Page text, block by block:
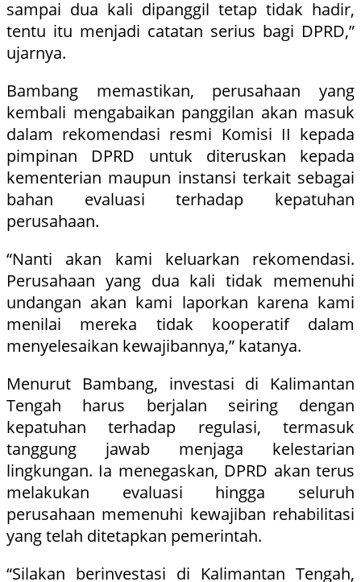
sampai dua kali dipanggil tetap tidak hadir,
tentu itu menjadi catatan serius bagi DPRD,”
ujarnya.
Bambang memastikan, perusahaan yang
kembali mengabaikan panggilan akan masuk
dalam rekomendasi resmi Komisi II kepada
pimpinan DPRD untuk diteruskan kepada
kementerian maupun instansi terkait sebagai
bahan evaluasi terhadap kepatuhan
perusahaan.
“Nanti akan kami keluarkan rekomendasi.
Perusahaan yang dua kali tidak memenuhi
undangan akan kami laporkan karena kami
menilai mereka tidak kooperatif dalam
menyelesaikan kewajibannya,” katanya.
Menurut Bambang, investasi di Kalimantan
Tengah harus berjalan seiring dengan
kepatuhan terhadap regulasi, termasuk
tanggung jawab menjaga kelestarian
lingkungan. Ia menegaskan, DPRD akan terus
melakukan evaluasi hingga seluruh
perusahaan memenuhi kewajiban rehabilitasi
yang telah ditetapkan pemerintah.
“Silakan berinvestasi di Kalimantan Tengah,